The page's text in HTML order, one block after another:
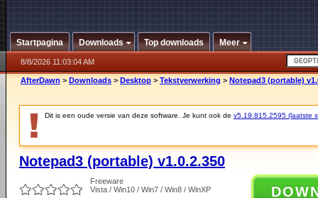
Startpagina Downloads Top downloads Meer
8/8/2026 11:03:04 AM
AfterDawn > Downloads > Desktop > Tekstverwerking > Notepad3 (portable)
Dit is een oude versie van deze software. Je kunt ook de v5.19.815.2595 (laatste
Notepad3 (portable) v1.0.2.350
Freeware
Vista / Win10 / Win7 / Win8 / WinXP